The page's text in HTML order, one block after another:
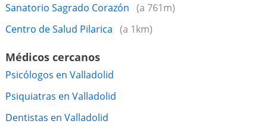
Sanatorio Sagrado Corazón (a 761m)
Centro de Salud Pilarica (a 1km)
Médicos cercanos
Psicólogos en Valladolid
Psiquiatras en Valladolid
Dentistas en Valladolid